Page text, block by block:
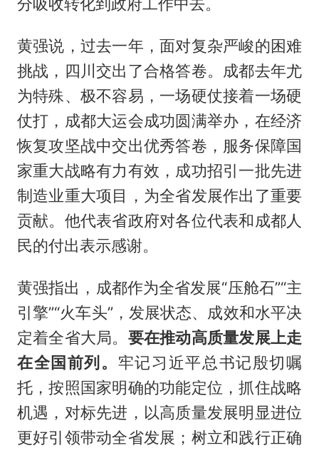
分吸收转化到政府工作中去。
黄强说，过去一年，面对复杂严峻的困难
挑战，四川交出了合格答卷。成都去年尤
为特殊、极不容易，一场硬仗接着一场硬
仗打，成都大运会成功圆满举办，在经济
恢复攻坚战中交出优秀答卷，服务保障国
家重大战略有力有效，成功招引一批先进
制造业重大项目，为全省发展作出了重要
贡献。他代表省政府对各位代表和成都人
民的付出表示感谢。
黄强指出，成都作为全省发展“压舱石”“主
引擎”“火车头”，发展状态、成效和水平决
定着全省大局。 要在推动高质量发展上走
在全国前列。 牢记习近平总书记殷切嘱
托，按照国家明确的功能定位，抓住战略
机遇，对标先进，以高质量发展明显进位
更好引领带动全省发展；树立和践行正确